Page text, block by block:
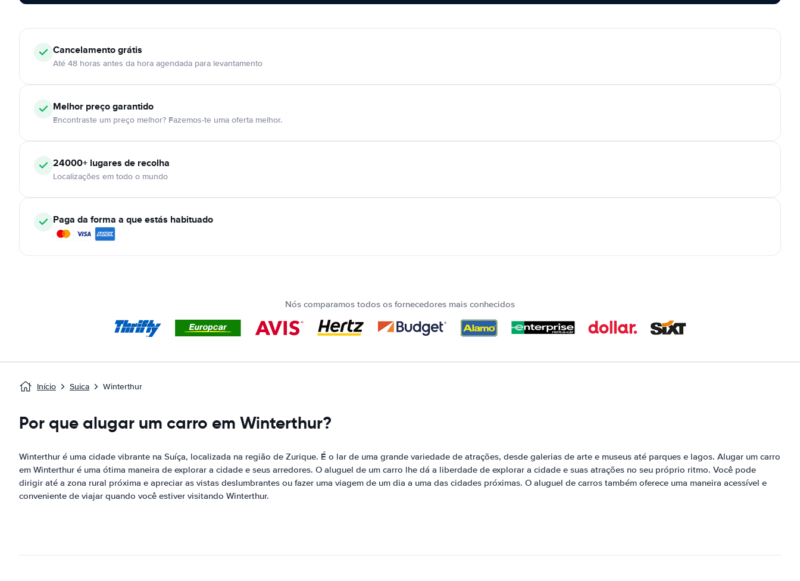
Cancelamentográtis
Até 48 horas antes da hora agendada para levantamento
Melhor preço garantido
Encontraste um preço melhor? Fazemos-te uma oferta melhor.
24000+ lugares de recolha
Localizações em todo o mundo
Paga da forma a que estás habituado
Nós comparamos todos os fornecedores mais conhecidos
Início Suica Winterthur
Por que alugar um carro em Winterthur?
Winterthur é uma cidade vibrante na Suíça, localizada na região de Zurique. É o lar de uma grande variedade de atrações, desde galerias de arte e museus até parques e lagos. Alugar um carro
em Winterthur é uma ótima maneira de explorar a cidade e seus arredores. O aluguel de um carro lhe dá a liberdade de explorar a cidade e suas atrações no seu próprio ritmo. Você pode
dirigir até a zona rural próxima e apreciar as vistas deslumbrantes ou fazer uma viagem de um dia a uma das cidades próximas. O aluguel de carros também oferece uma maneira acessível e
conveniente de viajar quando você estiver visitando Winterthur.